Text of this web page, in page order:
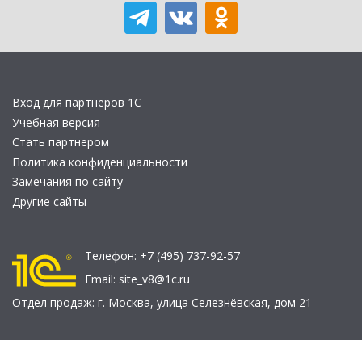
Вход для партнеров 1С
Учебная версия
Стать партнером
Политика конфиденциальности
Замечания по сайту
Другие сайты
Телефон: +7 (495) 737-92-57
Email: site_v8@1c.ru
Отдел продаж: г. Москва, улица Селезнёвская, дом 21